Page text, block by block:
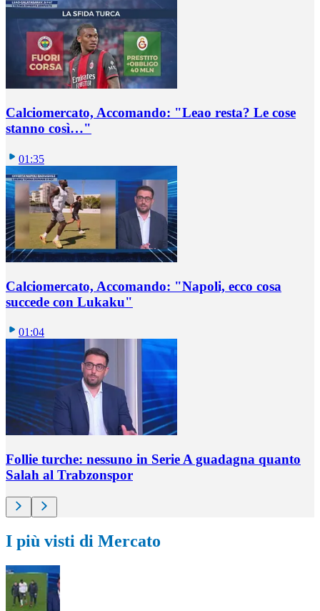
Calciomercato, Accomando: "Leao resta? Le cose
stanno così…"
01:35
Calciomercato, Accomando: "Napoli, ecco cosa
succede con Lukaku"
01:04
Follie turche: nessuno in Serie A guadagna quanto
Salah al Trabzonspor
I più visti di Mercato